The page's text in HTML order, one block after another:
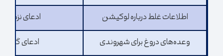
اطلاعات غلط درباره لوکیشن
ادعای
وعده‌های دروغ برای شهروندی
ادعای گرفتن